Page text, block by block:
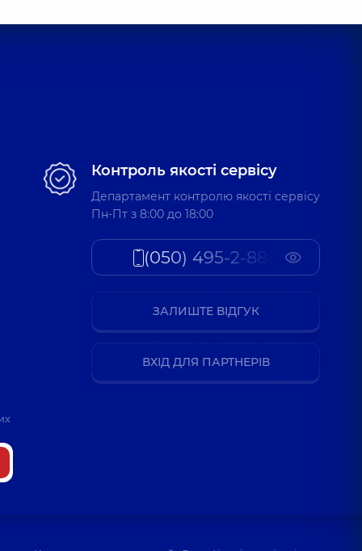
Контроль якості сервісу
Департамент контролю якості сервісу
Пн-Пт з 8:00 до 18:00
(050) 495-2-888
ЗАЛИШТЕ ВІДГУК
ВХІД ДЛЯ ПАРТНЕРІВ